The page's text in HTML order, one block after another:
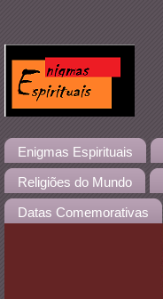
Enigmas Espirituais
Religiões do Mundo
Datas Comemorativas